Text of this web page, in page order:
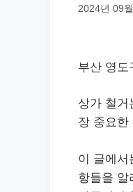
2024년 09
부산 영도
상가 철거
장 중요한
이 글에서
항들을 알